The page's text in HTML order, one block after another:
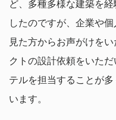
ど、多種多様な建築を
したのですが、企業や
見た方からお声がけを
クトの設計依頼をいた
テルを担当することが
います。